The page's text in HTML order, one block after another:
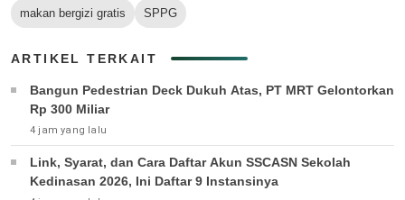
makan bergizi gratis SPPG
ARTIKEL TERKAIT
Bangun Pedestrian Deck Dukuh Atas, PT MRT Gelontorkan
Rp 300 Miliar
4 jam yang lalu
Link, Syarat, dan Cara Daftar Akun SSCASN Sekolah
Kedinasan 2026, Ini Daftar 9 Instansinya